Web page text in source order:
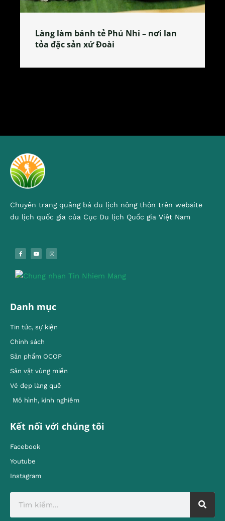
Làng làm bánh tẻ Phú Nhi – nơi lan
tỏa đặc sản xứ Đoài
Chuyên trang quảng bá du lịch nông thôn trên website
du lịch quốc gia của Cục Du lịch Quốc gia Việt Nam
Danh mục
Tin tức, sự kiện
Chính sách
Sản phẩm OCOP
Sản vật vùng miền
Vẻ đẹp làng quê
Mô hình, kinh nghiêm
Kết nối với chúng tôi
Facebook
Youtube
Instagram